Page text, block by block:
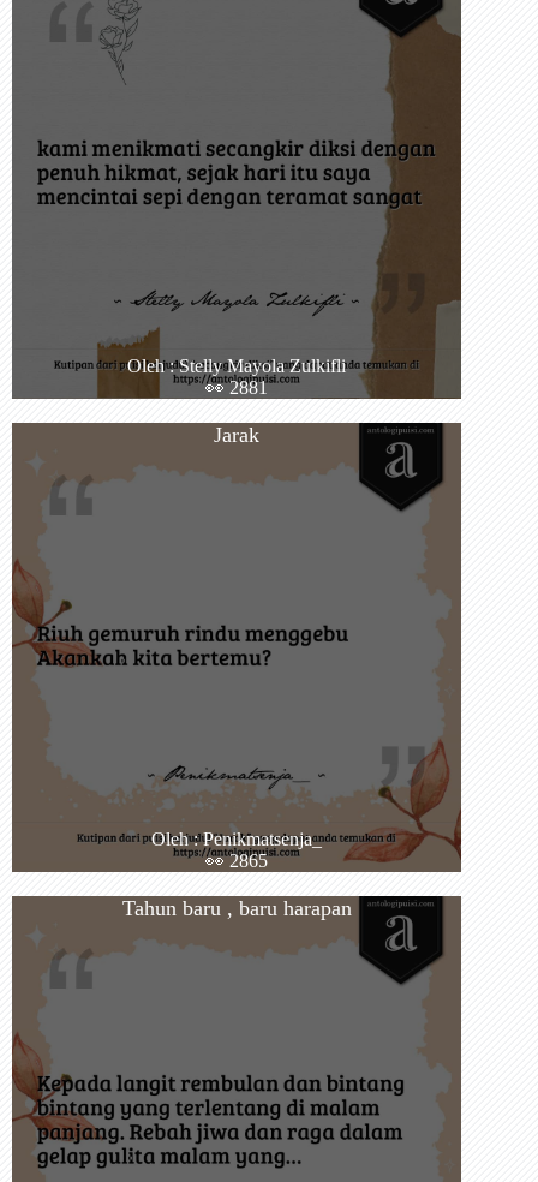
Oleh : Stelly Mayola Zulkifli
👀 2881
Jarak
Oleh : Penikmatsenja_
👀 2865
Tahun baru , baru harapan